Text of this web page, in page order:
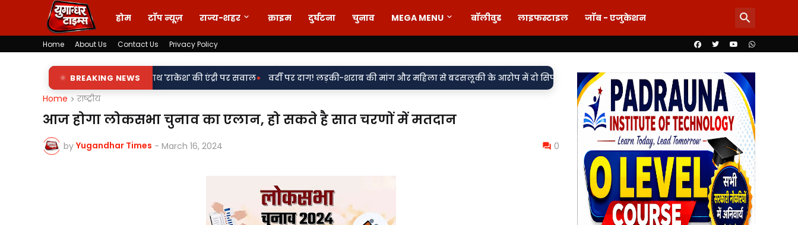
होम टॉप न्यूज़ राज्य-शहर क्राइम दुर्घटना चुनाव MEGA MENU बॉलीवुड लाइफस्टाइल जॉब - एजुकेशन
Home About Us Contact Us Privacy Policy
BREAKING NEWS
पर 'किरन' के साथ 'राकेश' की एंट्री पर सवाल• वर्दी पर दाग! लड़की-शराब की मांग और महिला से बदसलूकी के आरोप में दो सिपाही निलंबित, मुकदमा दर्ज,• 85 लाख का खेल या पारदर्शिता पर पर्दा?
Home राष्ट्रीय
आज होगा लोकसभा चुनाव का एलान, हो सकते है सात चरणों में मतदान
by Yugandhar Times - March 16, 2024 0